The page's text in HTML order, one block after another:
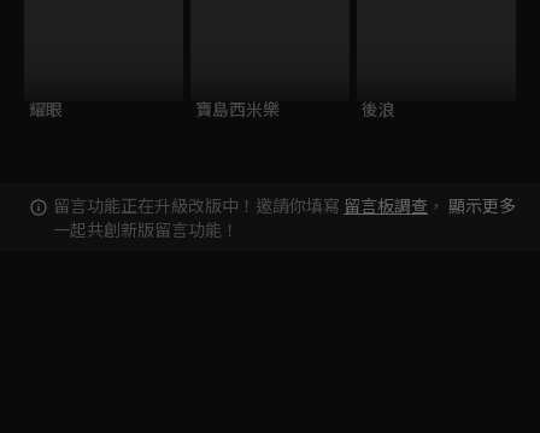
耀眼 寶島西米樂 後浪
留言功能正在升級改版中！邀請你填寫 留言板調查 ，
一起共創新版留言功能！
顯示更多